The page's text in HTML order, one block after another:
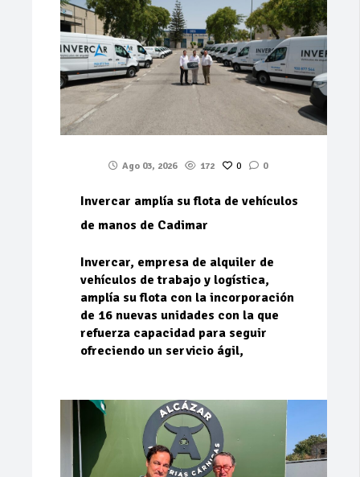
Ago 03, 2026 172 0 0
Invercar amplía su flota de vehículos
de manos de Cadimar
Invercar, empresa de alquiler de
vehículos de trabajo y logística,
amplía su flota con la incorporación
de 16 nuevas unidades con la que
refuerza capacidad para seguir
ofreciendo un servicio ágil,